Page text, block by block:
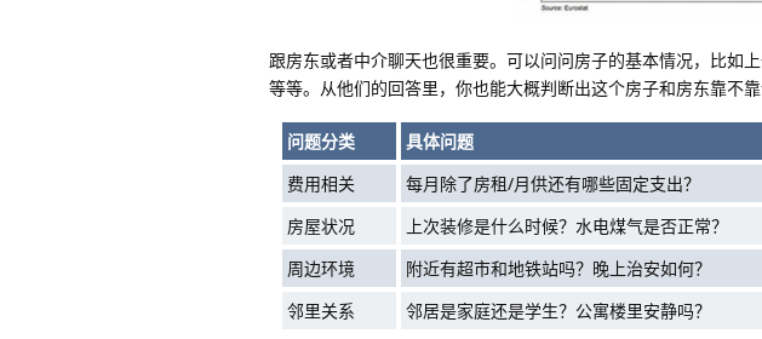
跟房东或者中介聊天也很重要。可以问问房子的基本情况，比如
等等。从他们的回答里，你也能大概判断出这个房子和房东靠不
问题分类 具体问题
费用相关
每月除了房租/月供还有哪些固定支出？
房屋状况
上次装修是什么时候？水电煤气是否正常？
周边环境
附近有超市和地铁站吗？晚上治安如何？
邻里关系
邻居是家庭还是学生？公寓楼里安静吗？